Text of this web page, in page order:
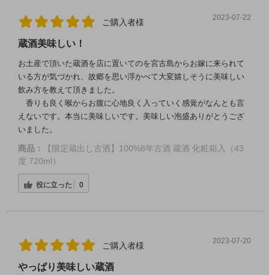
ご購入者様 2023-07-22
蔵酒美味しい！
お土産で頂いた蔵酒を店に置いてのを宮古島からお嫁に来られて
いる方が気づかれ、故郷を思い浮かべて大変嬉しそうに美味しい
飲み方を教えて頂きました。
香りも良く喉からお腹に心地良く入っていく感覚がなんとも言
えないです。本当に美味しいです。美味しい泡盛ありがとうござ
いました。
商品：
【限定蔵出し古酒】100%8年古酒 蔵酒 化粧箱入（43
度 720ml）
役に立った 0
ご購入者様 2023-07-20
やっぱり美味しい蔵酒